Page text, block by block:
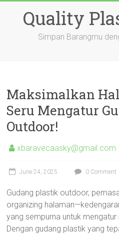
contentQuality
Simpan Barangmu
Maksimalkan
Seru Mengatur
Outdoor!
xbaravecaasky@gmail.com
June 24, 2025 0 Comment
Gudang plastik outdoor,
organizing
yang sempurna untuk mengatur
Dengan gudang plastik yang